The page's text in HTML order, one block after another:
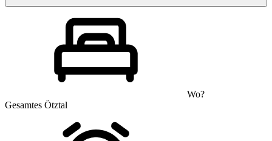
Wo?
Gesamtes Ötztal